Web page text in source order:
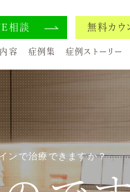
相談 無料カウ
容 症例集 症例ストーリー
ンで治療できますか？